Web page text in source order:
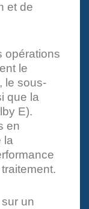
et de
opérations
le
le sous-
que la
E).
en
la
un